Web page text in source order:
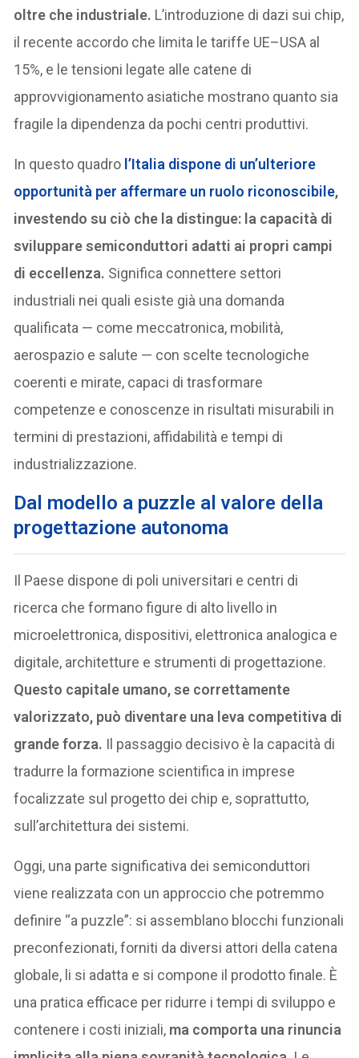
oltre che industriale. L’introduzione di dazi sui chip,
il recente accordo che limita le tariffe UE–USA al
15%, e le tensioni legate alle catene di
approvvigionamento asiatiche mostrano quanto sia
fragile la dipendenza da pochi centri produttivi.
In questo quadro l’Italia dispone di un’ulteriore
opportunità per affermare un ruolo riconoscibile,
investendo su ciò che la distingue: la capacità di
sviluppare semiconduttori adatti ai propri campi
di eccellenza. Significa connettere settori
industriali nei quali esiste già una domanda
qualificata — come meccatronica, mobilità,
aerospazio e salute — con scelte tecnologiche
coerenti e mirate, capaci di trasformare
competenze e conoscenze in risultati misurabili in
termini di prestazioni, affidabilità e tempi di
industrializzazione.
Dal modello a puzzle al valore della
progettazione autonoma
Il Paese dispone di poli universitari e centri di
ricerca che formano figure di alto livello in
microelettronica, dispositivi, elettronica analogica e
digitale, architetture e strumenti di progettazione.
Questo capitale umano, se correttamente
valorizzato, può diventare una leva competitiva di
grande forza. Il passaggio decisivo è la capacità di
tradurre la formazione scientifica in imprese
focalizzate sul progetto dei chip e, soprattutto,
sull’architettura dei sistemi.
Oggi, una parte significativa dei semiconduttori
viene realizzata con un approccio che potremmo
definire “a puzzle”: si assemblano blocchi funzionali
preconfezionati, forniti da diversi attori della catena
globale, li si adatta e si compone il prodotto finale. È
una pratica efficace per ridurre i tempi di sviluppo e
contenere i costi iniziali, ma comporta una rinuncia